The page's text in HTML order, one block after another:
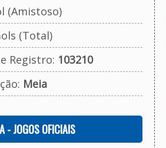
(Amistoso)
(Total)
Registro: 103210
Meia
- JOGOS OFICIAIS